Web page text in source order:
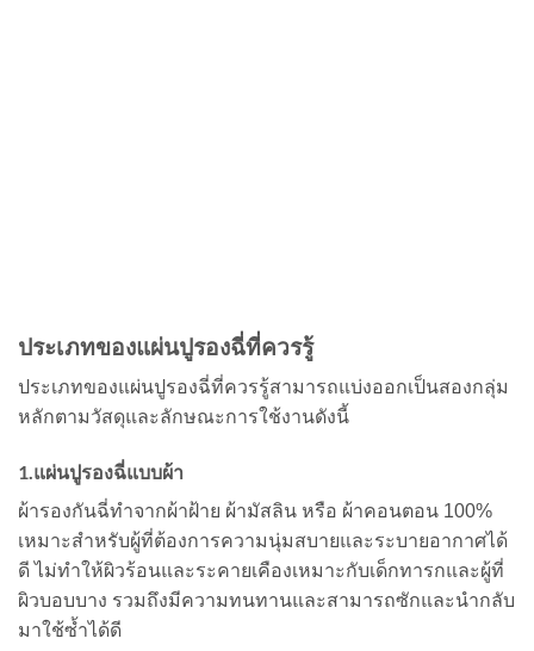
ประเภทของแผ่นปูรองฉี่ที่ควรรู้
ประเภทของแผ่นปูรองฉี่ที่ควรรู้สามารถแบ่งออกเป็นสองกลุ่ม
หลักตามวัสดุและลักษณะการใช้งานดังนี้
1.แผ่นปูรองฉี่แบบผ้า
ผ้ารองกันฉี่ทำจากผ้าฝ้าย ผ้ามัสลิน หรือ ผ้าคอนตอน 100%
เหมาะสำหรับผู้ที่ต้องการความนุ่มสบายและระบายอากาศได้
ดี ไม่ทำให้ผิวร้อนและระคายเคืองเหมาะกับเด็กทารกและผู้ที่
ผิวบอบบาง รวมถึงมีความทนทานและสามารถซักและนำกลับ
มาใช้ซ้ำได้ดี